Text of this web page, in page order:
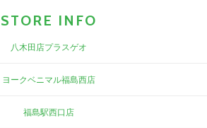
STORE INFO
八木田店プラスゲオ
ヨークベニマル福島西店
福島駅西口店